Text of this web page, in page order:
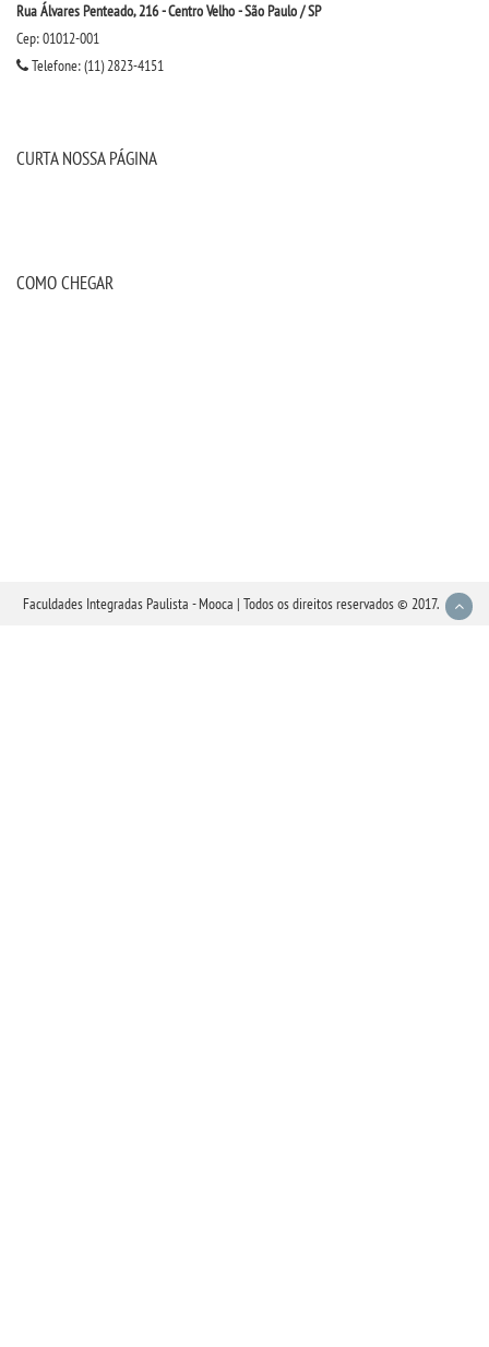
Rua Álvares Penteado, 216 - Centro Velho - São Paulo / SP
Cep: 01012-001
Telefone: (11) 2823-4151
CURTA NOSSA PÁGINA
COMO CHEGAR
Faculdades Integradas Paulista - Mooca | Todos os direitos reservados © 2017.